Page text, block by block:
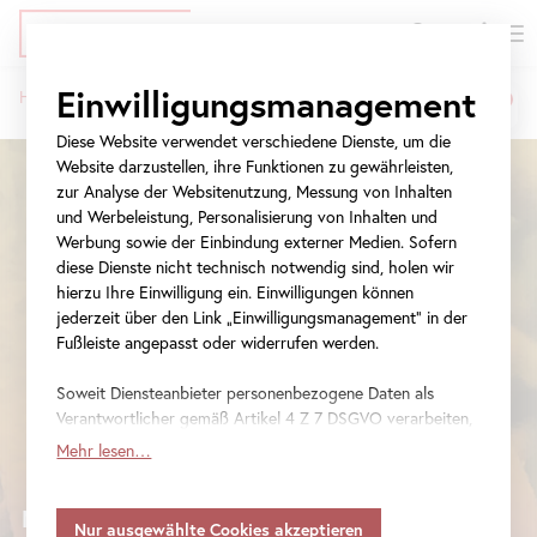
zum
Inhalt
Meta-
Navigation
springen
Navigation
springen
Queering
the
Belvedere
2023
Pfadnavigation
Home Queering theBelvedere 2023
Mittwoch, 31. Mai - Donnerstag, 29. Juni
Einwilligungsmanagement
Diese Website verwendet verschiedene Dienste, um die
Website darzustellen, ihre Funktionen zu gewährleisten,
zur Analyse der Websitenutzung, Messung von Inhalten
und Werbeleistung, Personalisierung von Inhalten und
Werbung sowie der Einbindung externer Medien. Sofern
diese Dienste nicht technisch notwendig sind, holen wir
hierzu Ihre Einwilligung ein. Einwilligungen können
jederzeit über den Link „Einwilligungsmanagement“ in der
Fußleiste angepasst oder widerrufen werden.
Soweit Diensteanbieter personenbezogene Daten als
Verantwortlicher gemäß Artikel 4 Z 7 DSGVO verarbeiten,
gilt Ihre Einwilligung auch für die Weitergabe an den
Daten in Staaten ohne Vorliegen eines
Mehr lesen…